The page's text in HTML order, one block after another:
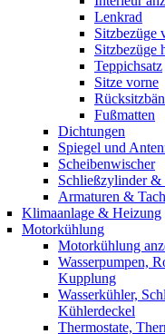
Lenkrad
Sitzbezüge
Sitzbezüge
Teppichsatz
Sitze vorne
Fußmatten
Dichtungen
Spiegel und
Scheibenwischer
Schließzylinder &
Armaturen &
Klimaanlage & Heizung
Motorkühlung
Motorkühlung
Wasserpumpen,
Kupplung
Wasserkühler,
Kühlerdeckel
Thermostate,